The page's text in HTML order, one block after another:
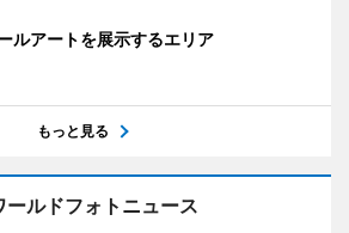
ルアートを展示するエリア
もっと見る
ールドフォトニュース